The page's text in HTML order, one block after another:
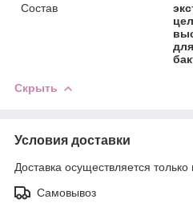
Состав
Скрыть
Условия доставки
Доставка осуществляется только
Самовывоз